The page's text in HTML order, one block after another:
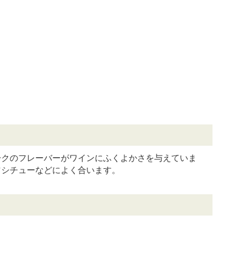
のフレーバーがワインにふくよかさを与えていま
チューなどによく合います。